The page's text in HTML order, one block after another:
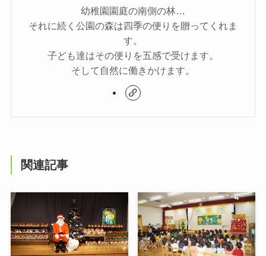
幼稚園園庭の南側の林…
それに続く公園の森は四季の便りを贈ってくれま
す。
子ども達はその便りを五感で受けます。
そして自然に働きかけます。
関連記事